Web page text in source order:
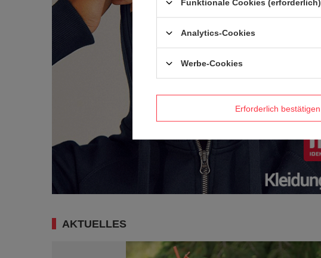
AKTUELLES
Funktionale Cookies (erforderlich)
Analytics-Cookies
Werbe-Cookies
Erforderlich bestätigen